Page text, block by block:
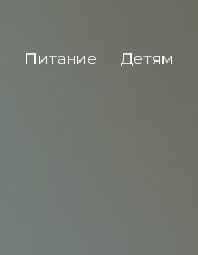
Питание Детям